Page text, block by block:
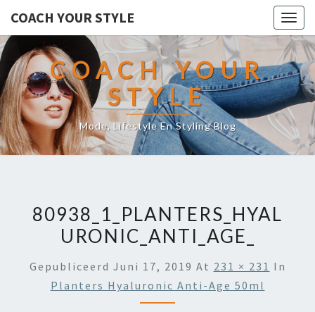
COACH YOUR STYLE
COACH YOUR
STYLE
Mode, Lifestyle En Styling Blog
80938_1_PLANTERS_HYAL
URONIC_ANTI_AGE_
Gepubliceerd Juni 17, 2019 At 231 × 231 In
Planters Hyaluronic Anti-Age 50ml